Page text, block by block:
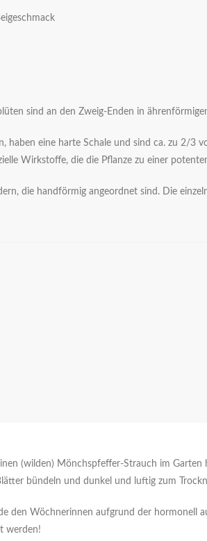
sind an den Zweig-Enden in
haben eine harte Schale und sind ca. zu 2/3
Wirkstoffe, die die Pflanze zu einer
die handförmig angeordnet sind. Die
(wilden) Mönchspfeffer-Strauch im
bündeln und dunkel und luftig zum
den Wöchnerinnen aufgrund der hormonell
werden!